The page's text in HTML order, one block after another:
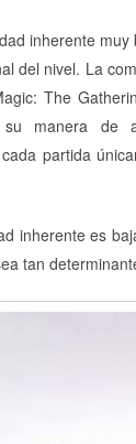
inherente
del nivel. La
The
manera de
partida
inherente es
tan